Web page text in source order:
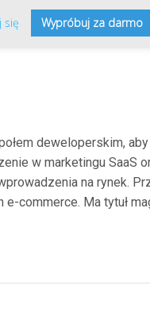
się Wypróbuj za darmo
deweloperskim,
w marketingu SaaS
na rynek.
e-commerce. Ma tytuł